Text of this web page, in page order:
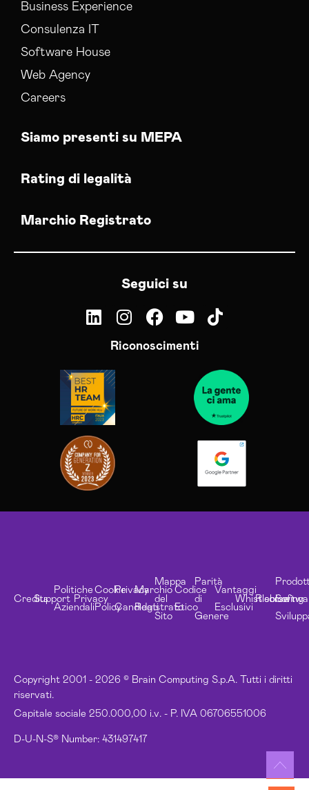
Business Experience
Consulenza IT
Software House
Web Agency
Careers
Siamo presenti su MEPA
Rating di legalità
Marchio Registrato
Seguici su
Riconoscimenti
Copyright 2001 - 2026 © Brain Computing S.p.A. Tutti i diritti
riservati.
Capitale sociale 250.000,00 i.v. - P. IVA 06706551006
D-U-N-S® Number: 431497417
CreditsSupport
Politiche
Aziendali
Privacy
Cookie
Policy
Privacy
Candidati
Marchio
Registrato
Mappa
del
Sito
Codice
Etico
Parità
di
Genere
Vantaggi
Esclusivi
Whistleblowing
Risorse